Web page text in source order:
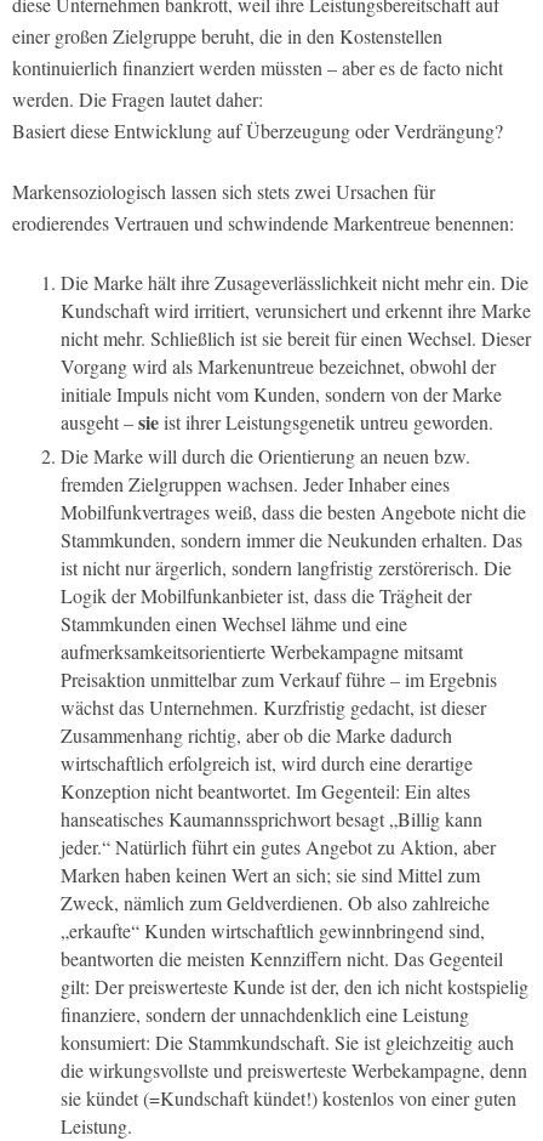
einer großen Zielgruppe beruht, die in den Kostenstellen
kontinuierlich finanziert werden müssten – aber es de facto nicht
werden. Die Fragen lautet daher:
Basiert diese Entwicklung auf Überzeugung oder Verdrängung?
Markensoziologisch lassen sich stets zwei Ursachen für
erodierendes Vertrauen und schwindende Markentreue benennen:
Die Marke hält ihre Zusageverlässlichkeit nicht mehr ein. Die
Kundschaft wird irritiert, verunsichert und erkennt ihre Marke
nicht mehr. Schließlich ist sie bereit für einen Wechsel. Dieser
Vorgang wird als Markenuntreue bezeichnet, obwohl der
initiale Impuls nicht vom Kunden, sondern von der Marke
ausgeht –sieist ihrer Leistungsgenetik untreu geworden.
Die Marke will durch die Orientierung an neuen bzw.
fremden Zielgruppen wachsen. Jeder Inhaber eines
Mobilfunkvertrages weiß, dass die besten Angebote nicht die
Stammkunden, sondern immer die Neukunden erhalten. Das
ist nicht nur ärgerlich, sondern langfristig zerstörerisch. Die
Logik der Mobilfunkanbieter ist, dass die Trägheit der
Stammkunden einen Wechsel lähme und eine
aufmerksamkeitsorientierte Werbekampagne mitsamt
Preisaktion unmittelbar zum Verkauf führe – im Ergebnis
wächst das Unternehmen. Kurzfristig gedacht, ist dieser
Zusammenhang richtig, aber ob die Marke dadurch
wirtschaftlich erfolgreich ist, wird durch eine derartige
Konzeption nicht beantwortet. Im Gegenteil: Ein altes
hanseatisches Kaumannssprichwort besagt „Billig kann
jeder.“ Natürlich führt ein gutes Angebot zu Aktion, aber
Marken haben keinen Wert an sich; sie sind Mittel zum
Zweck, nämlich zum Geldverdienen. Ob also zahlreiche
„erkaufte“ Kunden wirtschaftlich gewinnbringend sind,
beantworten die meisten Kennziffern nicht. Das Gegenteil
gilt: Der preiswerteste Kunde ist der, den ich nicht kostspielig
finanziere, sondern der unnachdenklich eine Leistung
konsumiert: Die Stammkundschaft. Sie ist gleichzeitig auch
die wirkungsvollste und preiswerteste Werbekampagne, denn
sie kündet (=Kundschaft kündet!) kostenlos von einer guten
Leistung.